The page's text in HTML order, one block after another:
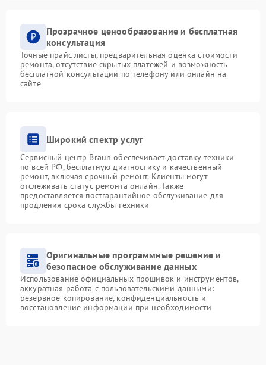
Прозрачное ценообразование и бесплатная
консультация
Точные прайс-листы, предварительная оценка стоимости
ремонта, отсутствие скрытых платежей и возможность
бесплатной консультации по телефону или онлайн на
сайте
Широкий спектр услуг
Сервисный центр Braun обеспечивает доставку техники
по всей РФ, бесплатную диагностику и качественный
ремонт, включая срочный ремонт. Клиенты могут
отслеживать статус ремонта онлайн. Также
предоставляется постгарантийное обслуживание для
продления срока службы техники
Оригинальные программные решение и
безопасное обслуживание данных
Использование официальных прошивок и инструментов,
аккуратная работа с пользовательскими данными:
резервное копирование, конфиденциальность и
восстановление информации при необходимости